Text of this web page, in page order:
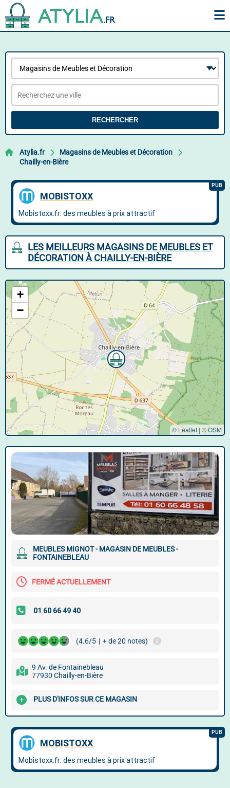
RECHERCHER
Atylia.fr
Magasins de Meubles et Décoration
Chailly-en-Bière
LES MEILLEURS MAGASINS DE MEUBLES ET
DÉCORATION À CHAILLY-EN-BIÈRE
+
−
© Leaflet | ©OSM
MEUBLES MIGNOT - MAGASIN DE MEUBLES -
FONTAINEBLEAU
FERMÉ ACTUELLEMENT
(4.6/5 | + de 20 notes)
9 Av. de Fontainebleau
77930 Chailly-en-Bière
PLUS D'INFOS SUR CE MAGASIN